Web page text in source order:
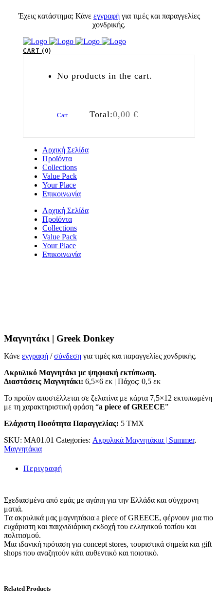
Έχεις κατάστημα; Κάνε εγγραφήγια τιμές και παραγγελίες
χονδρικής.
CART 0
No products in the cart.
Cart Total:0,00 €
Αρχική Σελίδα
Προϊόντα
Collections
Value Pack
Your Place
Επικοινωνία
Αρχική Σελίδα
Προϊόντα
Collections
Value Pack
Your Place
Επικοινωνία
Μαγνητάκι | Greek Donkey
Κάνε εγγραφή /σύνδεση για τιμές και παραγγελίες χονδρικής.
Aκρυλικό Μαγνητάκι με ψηφιακή εκτύπωση.
Διαστάσεις Μαγνητάκι: 6,5×6 εκ | Πάχος: 0,5 εκ
Το προϊόν αποστέλλεται σε ζελατίνα με κάρτα 7,5×12 εκτυπωμένη
με τη χαρακτηριστική φράση “a piece of GREECE”
Ελάχιστη Ποσότητα Παραγγελίας: 5 ΤΜΧ
SKU: MA01.01 Categories: Ακρυλικά Μαγνητάκια | Summer,
Μαγνητάκια
Περιγραφή
Σχεδιασμένα από εμάς με αγάπη για την Ελλάδα και σύγχρονη
ματιά.
Tα ακρυλικά μας μαγνητάκια a piece of GREECE, φέρνουν μια πιο
ευχάριστη και παιχνιδιάρικη εκδοχή του ελληνικού τοπίου και
πολιτισμού.
Μια ιδανική πρόταση για concept stores, τουριστικά σημεία και gift
shops που αναζητούν κάτι αυθεντικό και πoιοτικό.
Related Products